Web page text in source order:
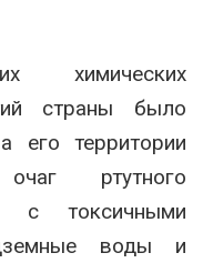
химических
страны было
его территории
ртутного
с токсичными
воды и